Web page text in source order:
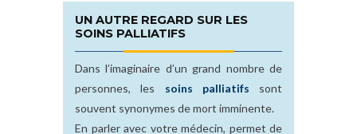
UN AUTRE REGARD SUR LES
SOINS PALLIATIFS
Dans l’imaginaire d’un grand nombre de
personnes, les soins palliatifs sont
souvent synonymes de mort imminente.
En parler avec votre médecin, permet de